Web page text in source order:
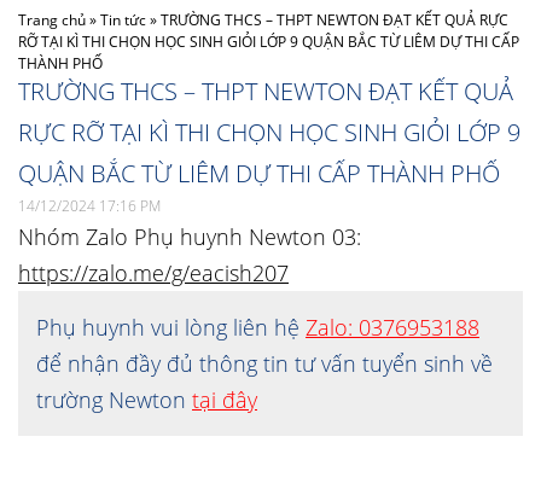
Trang chủ»Tin tức»TRƯỜNG THCS – THPT NEWTON ĐẠT KẾT QUẢ RỰC
RỠ TẠI KÌ THI CHỌN HỌC SINH GIỎI LỚP 9 QUẬN BẮC TỪ LIÊM DỰ THI CẤP
THÀNH PHỐ
TRƯỜNG THCS – THPT NEWTON ĐẠT KẾT QUẢ
RỰC RỠ TẠI KÌ THI CHỌN HỌC SINH GIỎI LỚP 9
QUẬN BẮC TỪ LIÊM DỰ THI CẤP THÀNH PHỐ
14/12/2024 17:16 PM
Nhóm Zalo Phụ huynh Newton 03:
https://zalo.me/g/eacish207
Phụ huynh vui lòng liên hệ Zalo: 0376953188
để nhận đầy đủ thông tin tư vấn tuyển sinh về
trường Newton tại đây